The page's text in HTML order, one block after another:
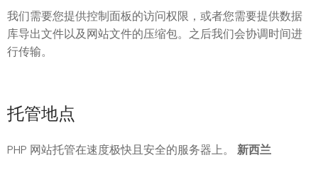
我们需要您提供控制面板的访问权限，或者您需要提供数据
库导出文件以及网站文件的压缩包。之后我们会协调时间进
行传输。
托管地点
PHP 网站托管在速度极快且安全的服务器上。 新西兰